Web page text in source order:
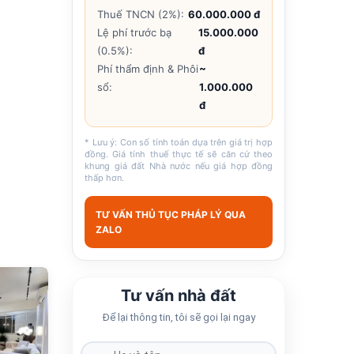
684
Thuế TNCN (2%): 60.000.000 đ
Lệ phí trước bạ
(0.5%):
15.000.000
đ
Phí thẩm định & Phôi
sổ:
~
1.000.000
đ
* Lưu ý: Con số tính toán dựa trên giá trị hợp
đồng. Giá tính thuế thực tế sẽ căn cứ theo
khung giá đất Nhà nước nếu giá hợp đồng
thấp hơn.
TƯ VẤN THỦ TỤC PHÁP LÝ QUA
ZALO
Tư vấn nhà đất
Để lại thông tin, tôi sẽ gọi lại ngay